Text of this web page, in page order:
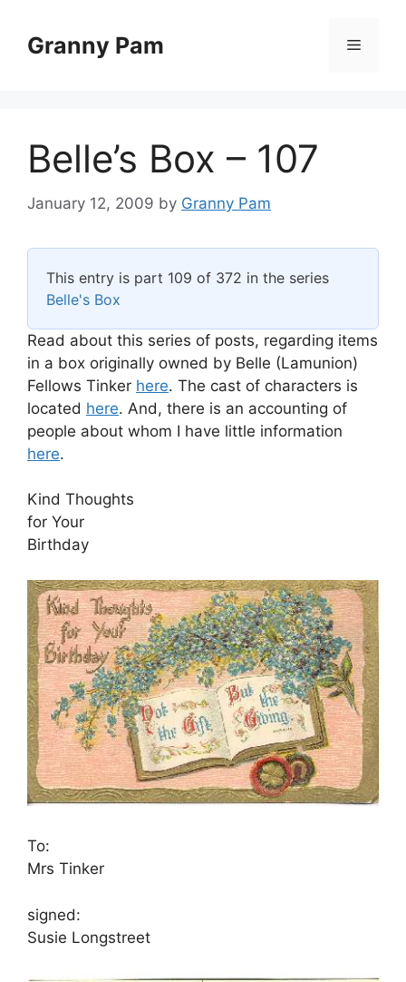
contentGranny Pam Menu
Belle’s Box – 107
January 12, 2009 by Granny Pam
This entry is part 109 of 372 in the series
Belle's Box
Read about this series of posts, regarding items
in a box originally owned by Belle (Lamunion)
Fellows Tinker here. The cast of characters is
located here. And, there is an accounting of
people about whom I have little information
here.
Kind Thoughts
for Your
Birthday
To:
Mrs Tinker
signed:
Susie Longstreet